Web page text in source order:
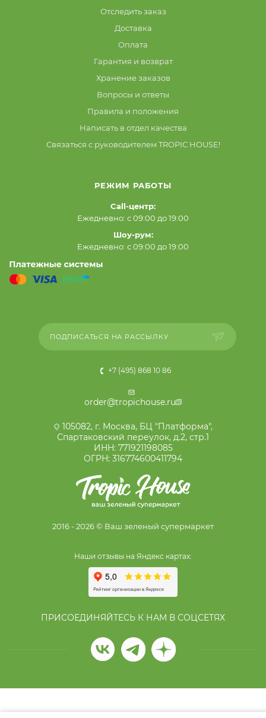
Отследить заказ
Доставка
Оплата
Гарантия и возврат
Хранение заказов
Вопросы и ответы
Правила и положения
Написать в отдел качества
Связаться с руководителем TROPIC HOUSE!
РЕЖИМ РАБОТЫ
Call-центр:
Ежедневно: с 09:00 до 19:00
Шоу-рум:
Ежедневно: с 09:00 до 19:00
ПОДПИСАТЬСЯ НА РАССЫЛКУ
+7 (495) 868 10 86
order@tropichouse.ru
105082, г. Москва, БЦ "Платформа",
Спартаковский переулок, д.2, стр.1
ИНН: 771921198085
ОГРН: 316774600411794
2016 - 2026 © Ваш зеленый супермаркет
Наши отзывы на Яндекс картах:
ПРИСОЕДИНЯЙТЕСЬ К НАМ В СОЦСЕТЯХ